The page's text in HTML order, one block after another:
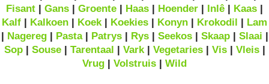
Fisant | Gans | Groente | Haas | Hoender | Inlê | Kaas |
Kalf | Kalkoen | Koek | Koekies | Konyn | Krokodil | Lam
| Nagereg| Pasta| Patrys| Rys| Seekos| Skaap| Slaai |
Sop| Souse| Tarentaal | Vark| Vegetaries| Vis| Vleis|
Vrug | Volstruis | Wild